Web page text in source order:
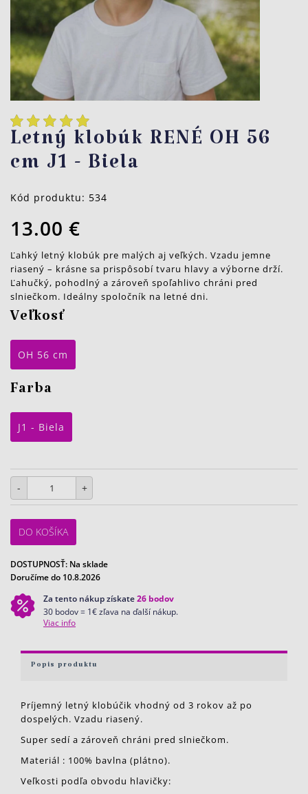
Letný klobúk RENÉ OH 56
cm J1 - Biela
Kód produktu: 534
13.00 €
Ľahký letný klobúk pre malých aj veľkých. Vzadu jemne
riasený – krásne sa prispôsobí tvaru hlavy a výborne drží.
Ľahučký, pohodlný a zároveň spoľahlivo chráni pred
slniečkom. Ideálny spoločník na letné dni.
Veľkosť
OH 56 cm
Farba
J1 - Biela
- +
DO KOŠÍKA
DOSTUPNOSŤ: Na sklade
Doručíme do 10.8.2026
Za tento nákup získate26 bodov
30 bodov = 1€ zľava na ďalší nákup.
Viac info
Popis produktu
Príjemný letný klobúčik vhodný od 3 rokov až po
dospelých. Vzadu riasený.
Super sedí a zároveň chráni pred slniečkom.
Materiál : 100% bavlna (plátno).
Veľkosti podľa obvodu hlavičky: